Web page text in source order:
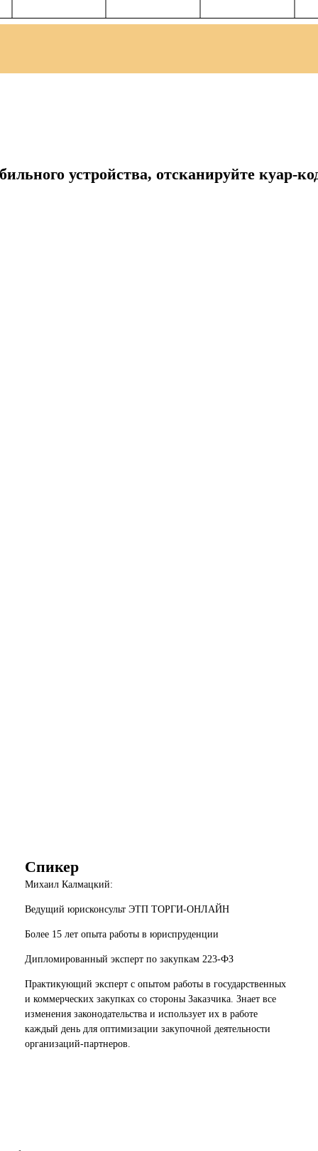
устройства, отсканируйте куар-
Спикер
Михаил Калмацкий:
Ведущий юрисконсульт ЭТП ТОРГИ-ОНЛАЙН
Более 15 лет опыта работы в юриспруденции
Дипломированный эксперт по закупкам 223-ФЗ
Практикующий эксперт с опытом работы в государственных
и коммерческих закупках со стороны Заказчика. Знает все
изменения законодательства и использует их в работе
каждый день для оптимизации закупочной деятельности
организаций-партнеров.